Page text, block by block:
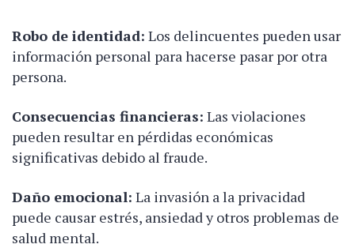
Robo de identidad: Los delincuentes pueden usar
información personal para hacerse pasar por otra
persona.
Consecuencias financieras: Las violaciones
pueden resultar en pérdidas económicas
significativas debido al fraude.
Daño emocional: La invasión a la privacidad
puede causar estrés, ansiedad y otros problemas de
salud mental.